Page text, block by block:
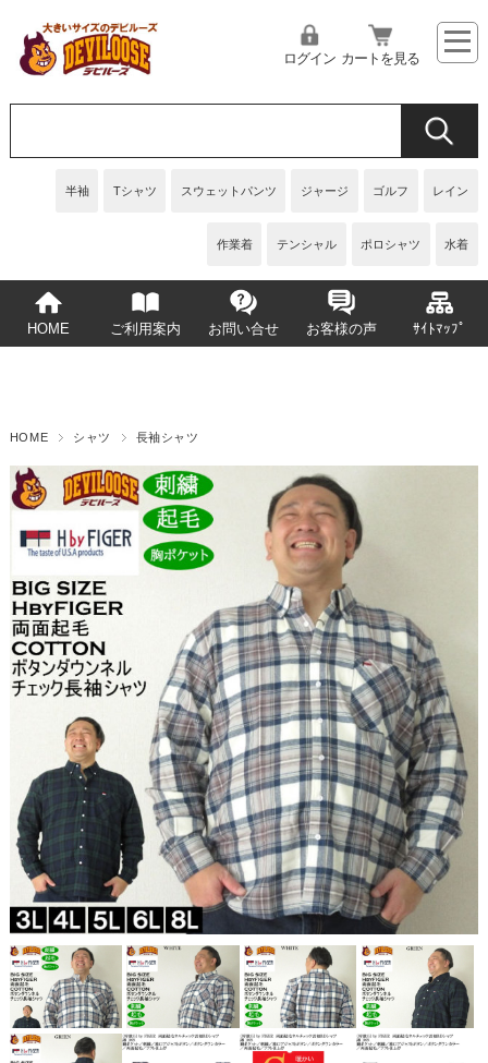
半袖 Tシャツ スウェットパンツ ジャージ ゴルフ レイン
作業着 テンシャル ポロシャツ 水着
ログイン カートを見る
HOME ご利用案内 お問い合せ お客様の声 ｻｲﾄﾏｯﾌﾟ
HOME シャツ 長袖シャツ